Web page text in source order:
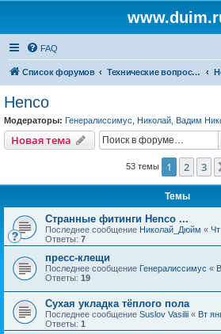
FAQ
Список форумов Технические вопросы (по производителям и брендам)
Henco
Модераторы: Генералиссимус Николай Вадим
Новая тема
53 темы 1 2 3
Темы
Странные фитинги Henco ...
Последнее сообщение Николай_Дюйм «
Ответы: 7
пресс-клещи
Последнее сообщение Генералиссимус «
Ответы: 19
Сухая укладка тёплого пола
Последнее сообщение Suslov Vasilii « Вт
Ответы: 1